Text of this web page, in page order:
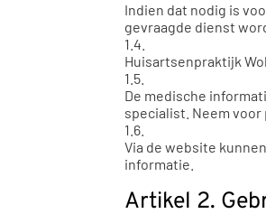
Indien dat nodig is
gevraagde dienst
1.4.
Huisartsenpraktijk
1.5.
De medische
specialist. Neem
1.6.
Via de website
informatie.
Artikel 2.